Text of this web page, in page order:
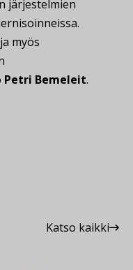
järjestelmien
myös
Petri Bemeleit.
Katso kaikki